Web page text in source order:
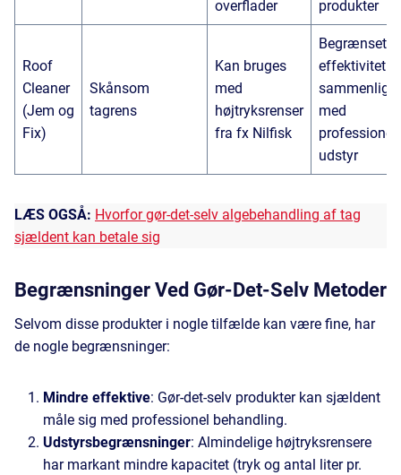
overflader produkter
Roof
Cleaner
(Jem og
Fix)
Skånsom
tagrens
Kan bruges
med
højtryksrenser
fra fx Nilfisk
Begrænset
effektivitet
med
professionelt
udstyr
LÆS OGSÅ: Hvorfor gør-det-selv algebehandling af tag
sjældent kan betale sig
Begrænsninger Ved Gør-Det-Selv Metoder
Selvom disse produkter i nogle tilfælde kan være fine, har
de nogle begrænsninger:
Mindre effektive: Gør-det-selv produkter kan sjældent
måle sig med professionel behandling.
Udstyrsbegrænsninger: Almindelige højtryksrensere
har markant mindre kapacitet (tryk og antal liter pr.